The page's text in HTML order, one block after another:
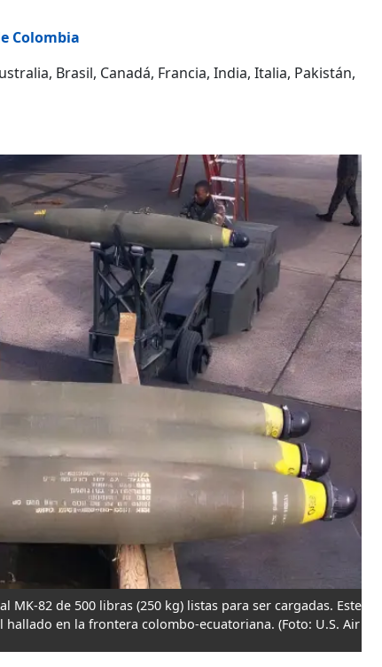
Colombia
Brasil, Canadá, Francia, India, Italia, Pakistán,
82 de 500 libras (250 kg) listas para ser cargadas. Este
hallado en la frontera colombo-ecuatoriana. (Foto: U.S. Air